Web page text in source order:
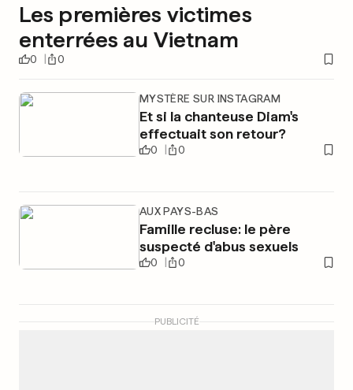
Les premières victimes
enterrées au Vietnam
0 0
MYSTÈRE SUR INSTAGRAM
Et si la chanteuse Diam's
effectuait son retour?
0 0
AUX PAYS-BAS
Famille recluse: le père
suspecté d'abus sexuels
0 0
PUBLICITÉ